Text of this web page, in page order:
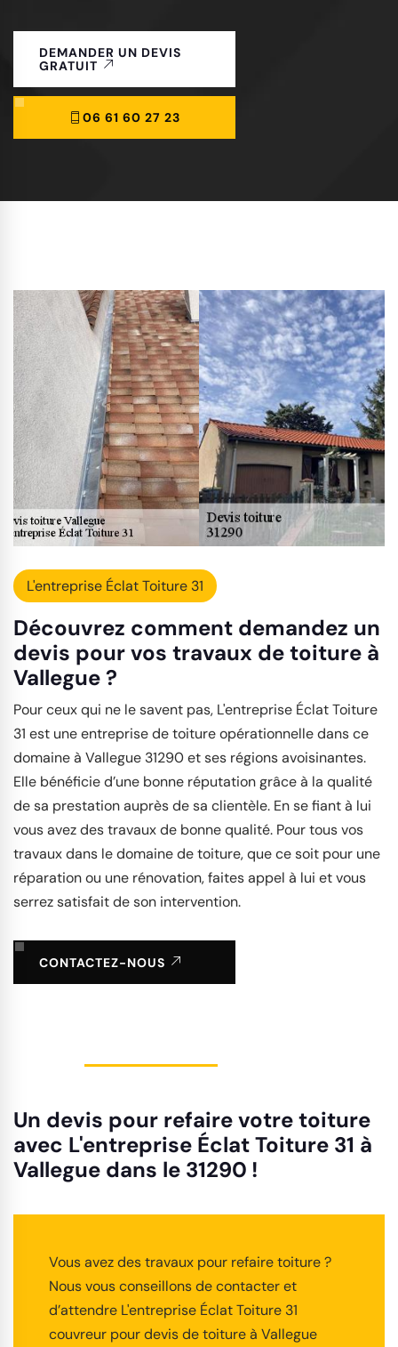
DEMANDER UN DEVIS
GRATUIT
06 61 60 27 23
L'entreprise Éclat Toiture 31
Découvrez comment demandez un
devis pour vos travaux de toiture à
Vallegue ?
Pour ceux qui ne le savent pas, L'entreprise Éclat Toiture
31 est une entreprise de toiture opérationnelle dans ce
domaine à Vallegue 31290 et ses régions avoisinantes.
Elle bénéficie d’une bonne réputation grâce à la qualité
de sa prestation auprès de sa clientèle. En se fiant à lui
vous avez des travaux de bonne qualité. Pour tous vos
travaux dans le domaine de toiture, que ce soit pour une
réparation ou une rénovation, faites appel à lui et vous
serrez satisfait de son intervention.
CONTACTEZ-NOUS
Un devis pour refaire votre toiture
avec L'entreprise Éclat Toiture 31 à
Vallegue dans le 31290 !
Vous avez des travaux pour refaire toiture ?
Nous vous conseillons de contacter et
d’attendre L'entreprise Éclat Toiture 31
couvreur pour devis de toiture à Vallegue